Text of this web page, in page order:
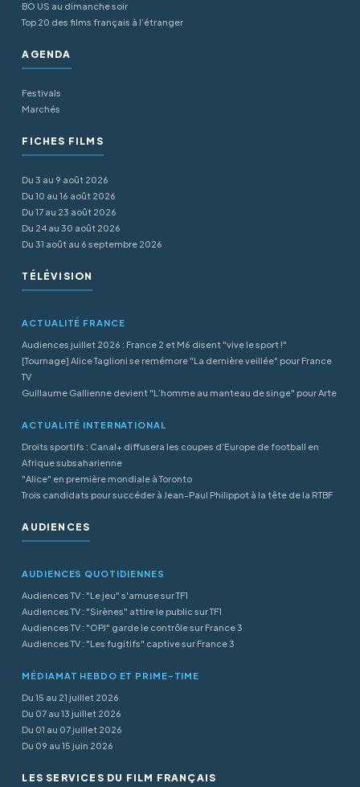
BO US au dimanche soir
Top 20 des films français à l’étranger
AGENDA
Festivals
Marchés
FICHES FILMS
Du 3 au 9 août 2026
Du 10 au 16 août 2026
Du 17 au 23 août 2026
Du 24 au 30 août 2026
Du 31 août au 6 septembre 2026
TÉLÉVISION
ACTUALITÉ FRANCE
Audiences juillet 2026 : France 2 et M6 disent "vive le sport !"
[Tournage] Alice Taglioni se remémore "La dernière veillée" pour France
TV
Guillaume Gallienne devient "L’homme au manteau de singe" pour Arte
ACTUALITÉ INTERNATIONAL
Droits sportifs : Canal+ diffusera les coupes d’Europe de football en
Afrique subsaharienne
"Alice" en première mondiale à Toronto
Trois candidats pour succéder à Jean-Paul Philippot à la tête de la RTBF
AUDIENCES
AUDIENCES QUOTIDIENNES
Audiences TV : "Le jeu" s'amuse sur TF1
Audiences TV : "Sirènes" attire le public sur TF1
Audiences TV : "OPJ" garde le contrôle sur France 3
Audiences TV : "Les fugitifs" captive sur France 3
MÉDIAMAT HEBDO ET PRIME-TIME
Du 15 au 21 juillet 2026
Du 07 au 13 juillet 2026
Du 01 au 07 juillet 2026
Du 09 au 15 juin 2026
LES SERVICES DU FILM FRANÇAIS